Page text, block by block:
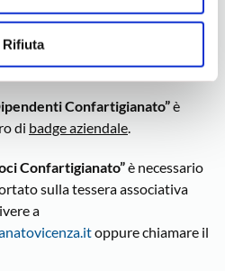
Rifiuta
Confartigianato”è
di badge aziendale.
Confartigianato”è necessario
sulla tessera associativa
a
oppure chiamare il